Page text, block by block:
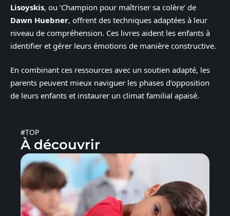
Lisoyskis, ou ‘Champion pour maîtriser sa colère’ de
Dawn Huebner, offrent des techniques adaptées à leur
niveau de compréhension. Ces livres aident les enfants à
identifier et gérer leurs émotions de manière constructive.
En combinant ces ressources avec un soutien adapté, les
parents peuvent mieux naviguer les phases d’opposition
de leurs enfants et instaurer un climat familial apaisé.
#TOP
À découvrir